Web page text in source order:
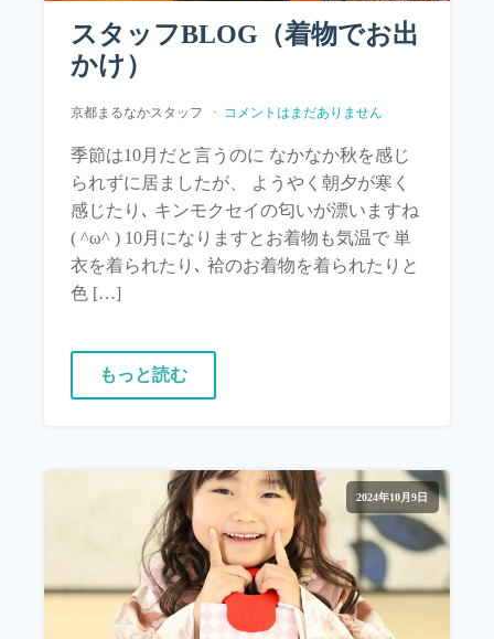
スタッフBLOG（着物でお出
かけ）
京都まるなかスタッフ コメントはまだありません
季節は10月だと言うのに なかなか秋を感じ
られずに居ましたが、 ようやく朝夕が寒く
感じたり､ キンモクセイの匂いが漂いますね
( ^ω^ ) 10月になりますとお着物も気温で 単
衣を着られたり､ 袷のお着物を着られたりと
色 […]
もっと読む
2024年10月9日